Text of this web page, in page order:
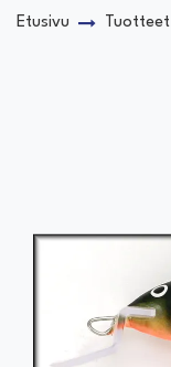
Etusivu Tuotteet